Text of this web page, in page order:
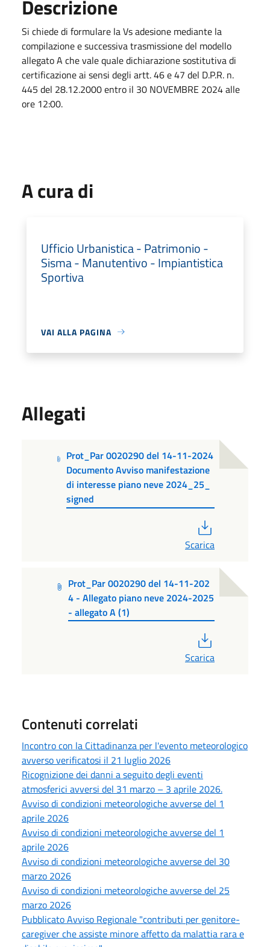
Descrizione
Si chiede di formulare la Vs adesione mediante la
compilazione e successiva trasmissione del modello
allegato A che vale quale dichiarazione sostitutiva di
certificazione ai sensi degli artt. 46 e 47 del D.P.R. n.
445 del 28.12.2000 entro il 30 NOVEMBRE 2024 alle
ore 12:00.
A cura di
Ufficio Urbanistica - Patrimonio -
Sisma - Manutentivo - Impiantistica
Sportiva
VAI ALLA PAGINA
Allegati
Prot_Par 0020290 del 14-11-2024
Documento Avviso manifestazione
di interesse piano neve 2024_25_
signed
Scarica
Prot_Par 0020290 del 14-11-202
4 - Allegato piano neve 2024-2025
- allegato A (1)
Scarica
Contenuti correlati
Incontro con la Cittadinanza per l'evento meteorologico
avverso verificatosi il 21 luglio 2026
Ricognizione dei danni a seguito degli eventi
atmosferici avversi del 31 marzo – 3 aprile 2026.
Avviso di condizioni meteorologiche avverse del 1
aprile 2026
Avviso di condizioni meteorologiche avverse del 1
aprile 2026
Avviso di condizioni meteorologiche avverse del 30
marzo 2026
Avviso di condizioni meteorologiche avverse del 25
marzo 2026
Pubblicato Avviso Regionale "contributi per genitore-
caregiver che assiste minore affetto da malattia rara e